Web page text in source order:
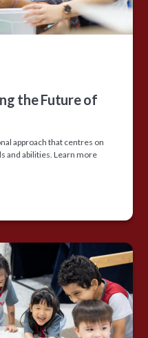
the Future of
approach that centres on
and abilities. Learn more